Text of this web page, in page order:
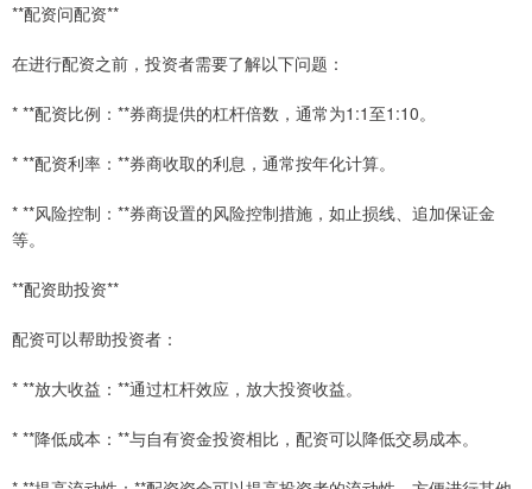
**配资问配资**
在进行配资之前，投资者需要了解以下问题：
* **配资比例：**券商提供的杠杆倍数，通常为1:1至1:10。
* **配资利率：**券商收取的利息，通常按年化计算。
* **风险控制：**券商设置的风险控制措施，如止损线、追加保证金
等。
**配资助投资**
配资可以帮助投资者：
* **放大收益：**通过杠杆效应，放大投资收益。
* **降低成本：**与自有资金投资相比，配资可以降低交易成本。